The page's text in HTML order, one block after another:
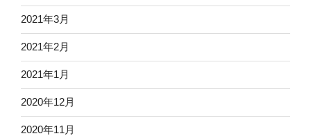
2021年3月
2021年2月
2021年1月
2020年12月
2020年11月